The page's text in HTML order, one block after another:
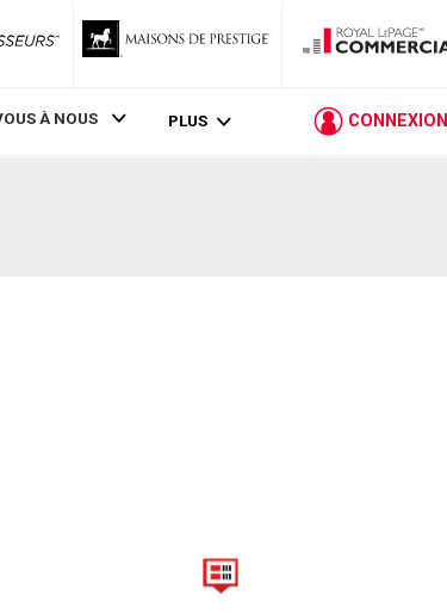
RLP
À NOUS PLUS CONNEXION